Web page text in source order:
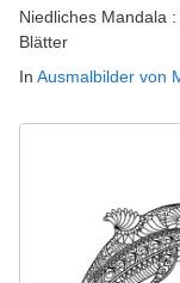
Niedliches Mandala
Blätter
In Ausmalbilder von